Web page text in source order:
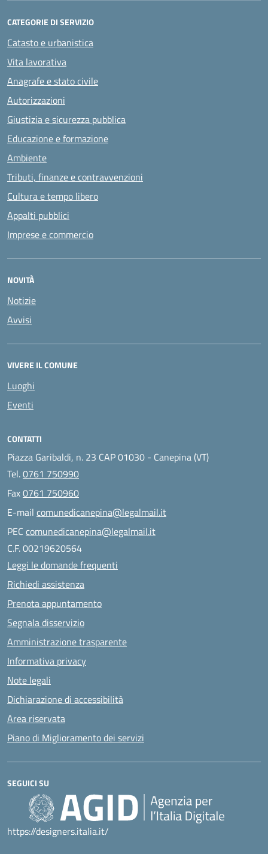
CATEGORIE DI SERVIZIO
Catasto e urbanistica
Vita lavorativa
Anagrafe e stato civile
Autorizzazioni
Giustizia e sicurezza pubblica
Educazione e formazione
Ambiente
Tributi, finanze e contravvenzioni
Cultura e tempo libero
Appalti pubblici
Imprese e commercio
NOVITÀ
Notizie
Avvisi
VIVERE IL COMUNE
Luoghi
Eventi
CONTATTI
Piazza Garibaldi, n. 23 CAP 01030 - Canepina (VT)
Tel.0761 750990
Fax0761 750960
E-mail comunedicanepina@legalmail.it
PEC comunedicanepina@legalmail.it
C.F. 00219620564
Leggi le domande frequenti
Richiedi assistenza
Prenota appuntamento
Segnala disservizio
Amministrazione trasparente
Informativa privacy
Note legali
Dichiarazione di accessibilità
Area riservata
Piano di Miglioramento dei servizi
SEGUICI SU
https://designers.italia.it/